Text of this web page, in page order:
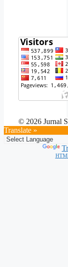
© 2026 Jurnal
Translate »